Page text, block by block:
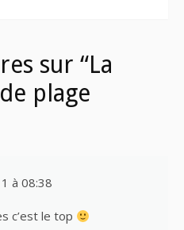
sur “La
plage
à 08:38
c’est le top